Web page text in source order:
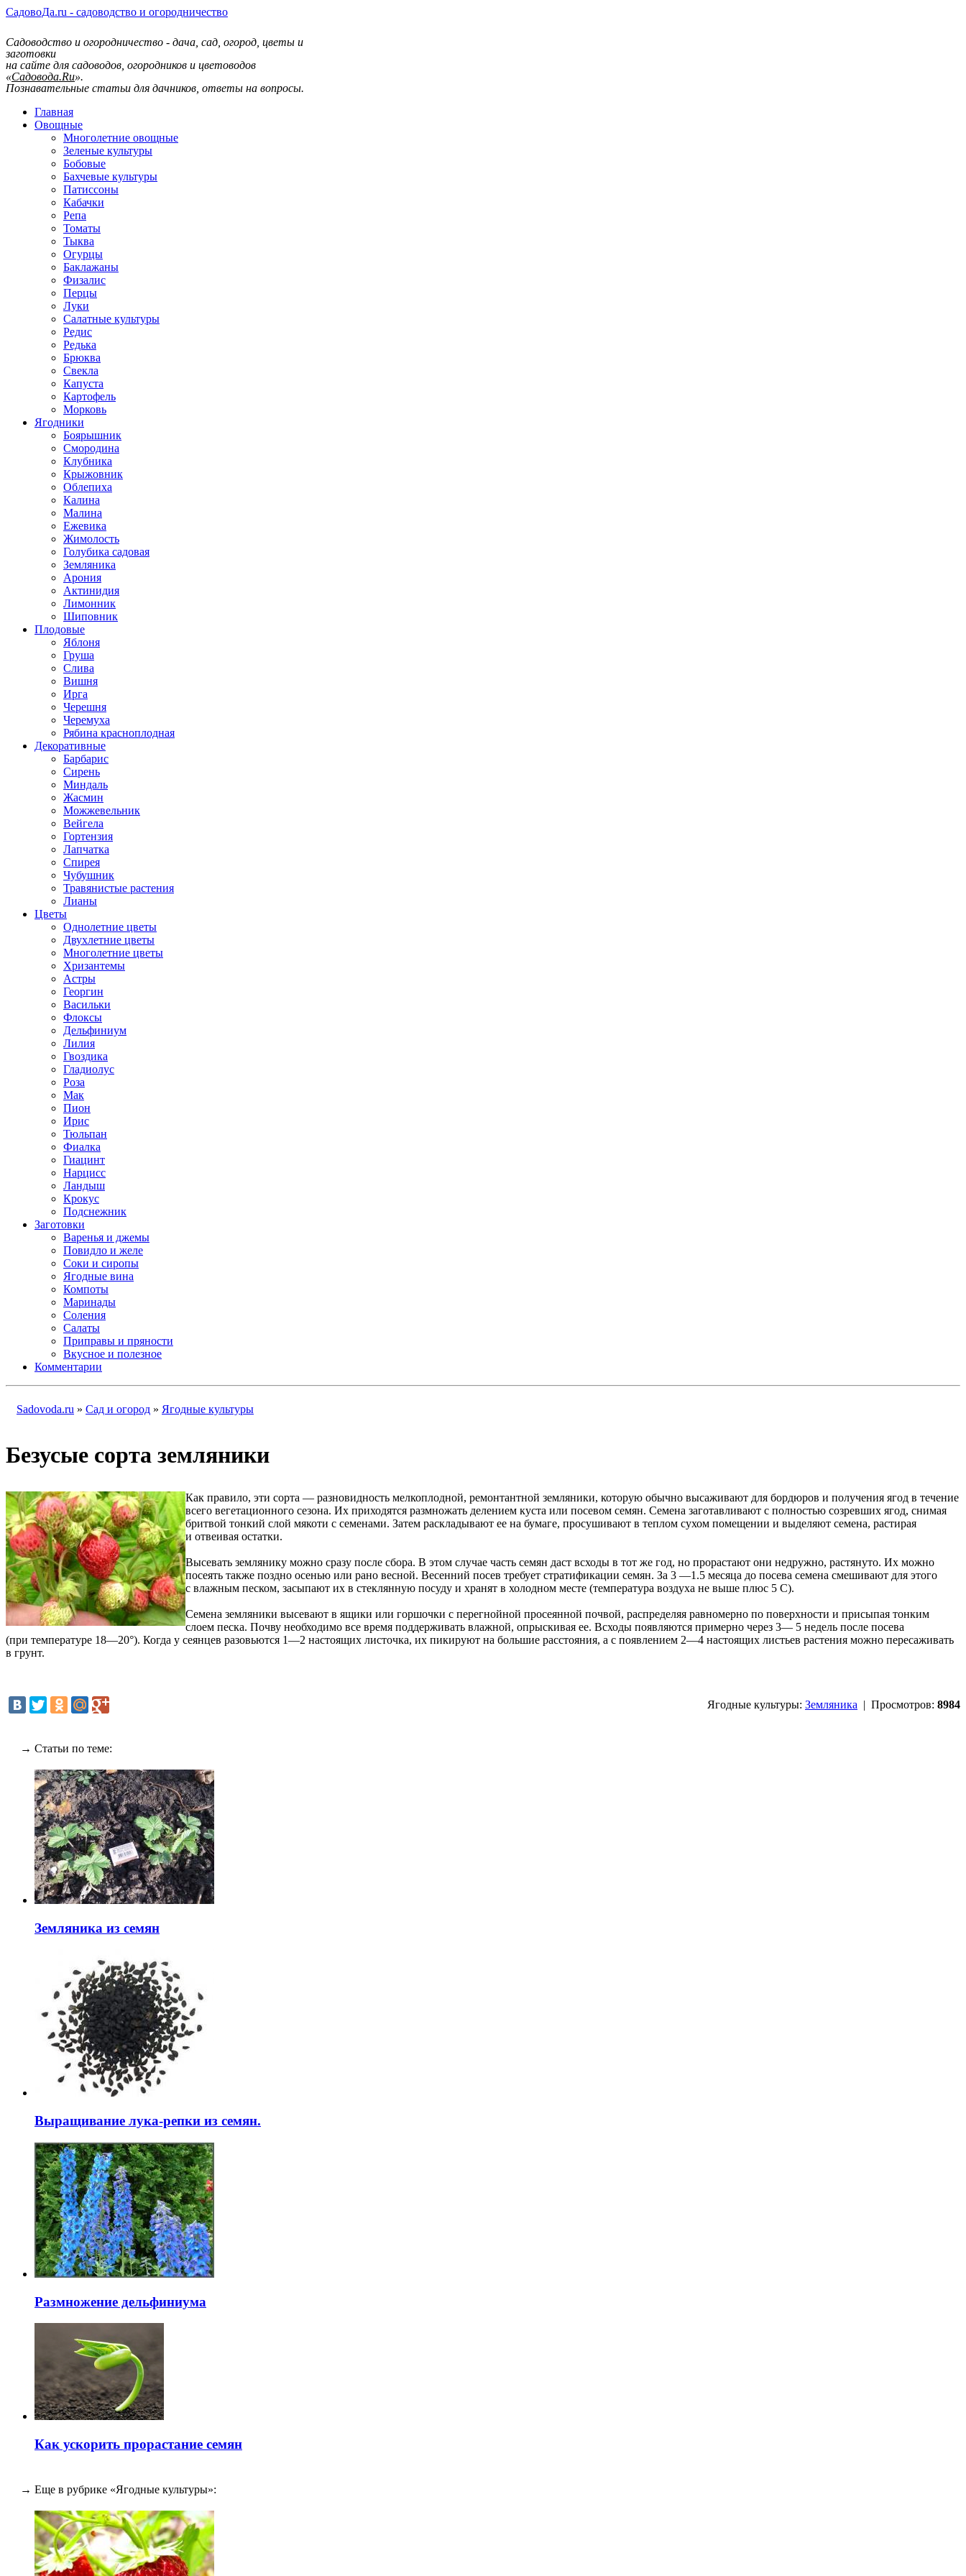
СадовоДа.ru - садоводство и огородничество
Садоводство и огородничество - дача, сад, огород, цветы и
заготовки
на сайте для садоводов, огородников и цветоводов
«Садовода.Ru».
Познавательные статьи для дачников, ответы на вопросы.
Главная
Овощные
Многолетние овощные
Зеленые культуры
Бобовые
Бахчевые культуры
Патиссоны
Кабачки
Репа
Томаты
Тыква
Огурцы
Баклажаны
Физалис
Перцы
Луки
Салатные культуры
Редис
Редька
Брюква
Свекла
Капуста
Картофель
Морковь
Ягодники
Боярышник
Смородина
Клубника
Крыжовник
Облепиха
Калина
Малина
Ежевика
Жимолость
Голубика садовая
Земляника
Арония
Актинидия
Лимонник
Шиповник
Плодовые
Яблоня
Груша
Слива
Вишня
Ирга
Черешня
Черемуха
Рябина красноплодная
Декоративные
Барбарис
Сирень
Миндаль
Жасмин
Можжевельник
Вейгела
Гортензия
Лапчатка
Спирея
Чубушник
Травянистые растения
Лианы
Цветы
Однолетние цветы
Двухлетние цветы
Многолетние цветы
Хризантемы
Астры
Георгин
Васильки
Флоксы
Дельфиниум
Лилия
Гвоздика
Гладиолус
Роза
Мак
Пион
Ирис
Тюльпан
Фиалка
Гиацинт
Нарцисс
Ландыш
Крокус
Подснежник
Заготовки
Варенья и джемы
Повидло и желе
Соки и сиропы
Ягодные вина
Компоты
Маринады
Соления
Салаты
Приправы и пряности
Вкусное и полезное
Комментарии
Sadovoda.ru » Сад и огород » Ягодные культуры
Безусые сорта земляники
Как правило, эти сорта — разновидность мелкоплодной, ремонтантной земляники, которую обычно высаживают для бордюров и получения ягод в течение
всего вегетационного сезона. Их приходятся размножать делением куста или посевом семян. Семена заготавливают с полностью созревших ягод, снимая
бритвой тонкий слой мякоти с семенами. Затем раскладывают ее на бумаге, просушивают в теплом сухом помещении и выделяют семена, растирая
и отвеивая остатки.
Высевать землянику можно сразу после сбора. В этом случае часть семян даст всходы в тот же год, но прорастают они недружно, растянуто. Их можно
посеять также поздно осенью или рано весной. Весенний посев требует стратификации семян. За 3 —1.5 месяца до посева семена смешивают для этого
с влажным песком, засыпают их в стеклянную посуду и хранят в холодном месте (температура воздуха не выше плюс 5 C).
Семена земляники высевают в ящики или горшочки с перегнойной просеянной почвой, распределяя равномерно по поверхности и присыпая тонким
слоем песка. Почву необходимо все время поддерживать влажной, опрыскивая ее. Всходы появляются примерно через 3— 5 недель после посева
(при температуре 18—20°). Когда у сеянцев разовьются 1—2 настоящих листочка, их пикируют на большие расстояния, а с появлением 2—4 настоящих листьев растения можно пересаживать
в грунт.
Ягодные культуры: Земляника | Просмотров: 8984
→ Статьи по теме:
Земляника из семян
Выращивание лука-репки из семян.
Размножение дельфиниума
Как ускорить прорастание семян
→ Еще в рубрике «Ягодные культуры»: